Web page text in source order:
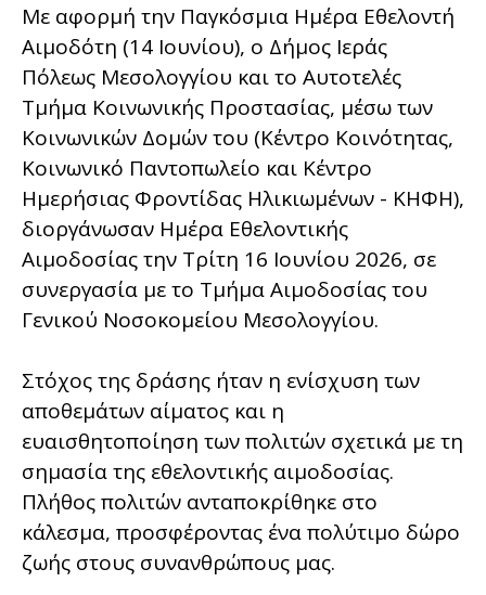
Με αφορμή την Παγκόσμια Ημέρα Εθελοντή
Αιμοδότη (14 Ιουνίου), ο Δήμος Ιεράς
Πόλεως Μεσολογγίου και το Αυτοτελές
Τμήμα Κοινωνικής Προστασίας, μέσω των
Κοινωνικών Δομών του (Κέντρο Κοινότητας,
Κοινωνικό Παντοπωλείο και Κέντρο
Ημερήσιας Φροντίδας Ηλικιωμένων - ΚΗΦΗ),
διοργάνωσαν Ημέρα Εθελοντικής
Αιμοδοσίας την Τρίτη 16 Ιουνίου 2026, σε
συνεργασία με το Τμήμα Αιμοδοσίας του
Γενικού Νοσοκομείου Μεσολογγίου.
Στόχος της δράσης ήταν η ενίσχυση των
αποθεμάτων αίματος και η
ευαισθητοποίηση των πολιτών σχετικά με τη
σημασία της εθελοντικής αιμοδοσίας.
Πλήθος πολιτών ανταποκρίθηκε στο
κάλεσμα, προσφέροντας ένα πολύτιμο δώρο
ζωής στους συνανθρώπους μας.